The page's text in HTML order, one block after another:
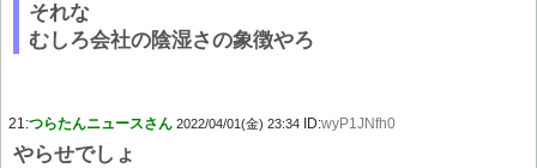
それな
むしろ会社の陰湿さの象徴やろ
21:つらたんニュースさん 2022/04/01(金) 23:34 ID:wyP1JNfh0
やらせでしょ